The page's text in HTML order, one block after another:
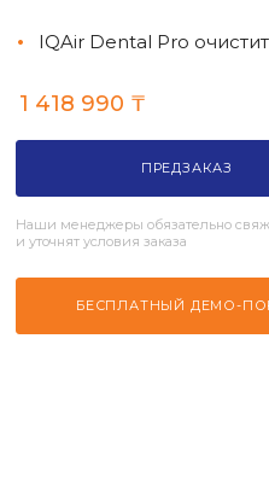
IQAir Dental Pro
1 418 990 ₸
ПРЕДЗАКАЗ
Наши менеджеры обязательно
и уточнят условия заказа
БЕСПЛАТНЫЙ ДЕМО-